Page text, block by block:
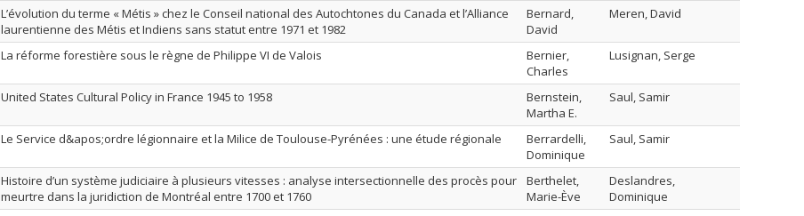
L’évolution du terme « Métis » chez le Conseil national des Autochtones du Canada et l’Alliance
laurentienne des Métis et Indiens sans statut entre 1971 et 1982
Bernard,
David
Meren, David
La réforme forestière sous le règne de Philippe VI de Valois
Bernier,
Charles
Lusignan, Serge
United States Cultural Policy in France 1945 to 1958
Bernstein,
Martha E.
Saul, Samir
Le Service d&apos;ordre légionnaire et la Milice de Toulouse-Pyrénées : une étude régionale
Berrardelli,
Dominique
Saul, Samir
Histoire d’un système judiciaire à plusieurs vitesses : analyse intersectionnelle des procès pour
meurtre dans la juridiction de Montréal entre 1700 et 1760
Berthelet,
Marie-Ève
Deslandres,
Dominique